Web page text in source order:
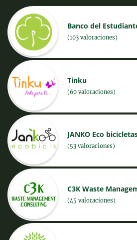
Banco del
(103 valoraciones)
Tinku
(60 valoraciones)
JANKO Eco
(53 valoraciones)
C3K Waste
(45 valoraciones)